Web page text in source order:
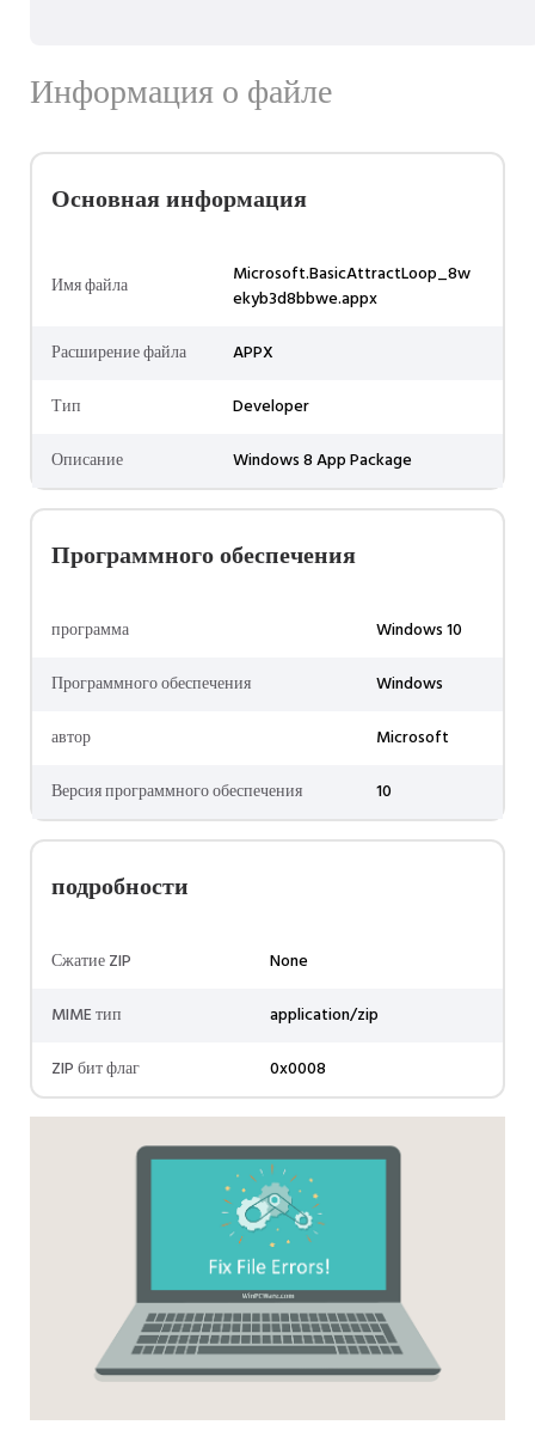
Информация о файле
Основная информация
Имя файла
Microsoft.BasicAttractLoop_8w
ekyb3d8bbwe.appx
Расширение файла
APPX
Тип
Developer
Описание
Windows 8 App Package
Программного обеспечения
программа
Windows 10
Программного обеспечения
Windows
автор
Microsoft
Версия программного обеспечения
10
подробности
Сжатие ZIP
None
MIME тип
application/zip
ZIP бит флаг
0x0008